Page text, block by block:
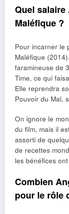
Quel
Maléfique ?
Pour incarner le
Maléfique (2014),
faramineuse de
Time, ce qui
Elle reprendra
Pouvoir du Mal,
On ignore le
du film, mais il
assorti de
de recettes
les bénéfices
Combien
pour le rôle